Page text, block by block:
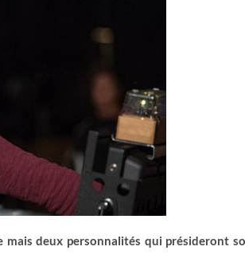
mais deux personnalités qui présideront